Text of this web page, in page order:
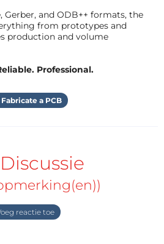
Gerber, and ODB++ formats, the
from prototypes and
production and volume
Professional.
Fabricate a PCB
reactie toe